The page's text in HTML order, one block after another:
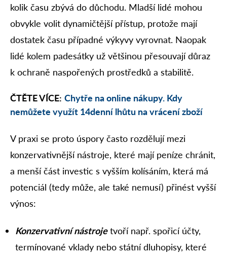
kolik času zbývá do důchodu. Mladší lidé mohou
obvykle volit dynamičtější přístup, protože mají
dostatek času případné výkyvy vyrovnat. Naopak
lidé kolem padesátky už většinou přesouvají důraz
k ochraně naspořených prostředků a stabilitě.
ČTĚTE VÍCE: Chytře na online nákupy. Kdy
nemůžete využít 14denní lhůtu na vrácení zboží
V praxi se proto úspory často rozdělují mezi
konzervativnější nástroje, které mají peníze chránit,
a menší část investic s vyšším kolísáním, která má
potenciál (tedy může, ale také nemusí) přinést vyšší
výnos:
Konzervativní nástrojetvoří např. spořicí účty,
termínované vklady nebo státní dluhopisy, které